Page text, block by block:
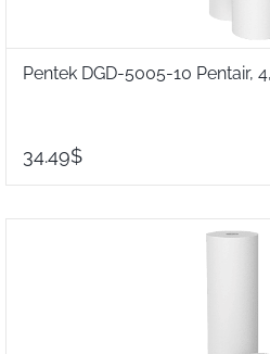
Pentek DGD-5005-10 Pentair,
34.49$